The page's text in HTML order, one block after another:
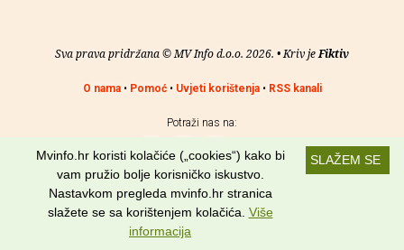
Sva prava pridržana © MV Info d.o.o. 2026. • Kriv jeFiktiv
O nama• Pomoć• Uvjeti korištenja• RSS kanali
Potraži nas na:
SLAŽEM SE
Mvinfo.hr koristi kolačiće („cookies“) kako bi
vam pružio bolje korisničko iskustvo.
Nastavkom pregleda mvinfo.hr stranica
slažete se sa korištenjem kolačića. Više
informacija